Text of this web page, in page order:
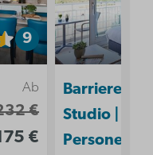
9
Ab
€
€
Studio | 2
Personen